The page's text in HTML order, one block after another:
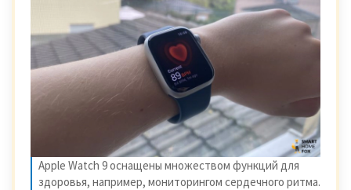
Apple Watch 9 оснащены множеством функций для
здоровья, например, мониторингом сердечного ритма.